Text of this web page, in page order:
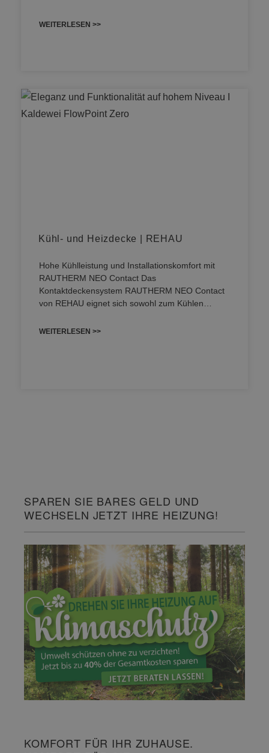
WEITERLESEN >>
Kühl- und Heizdecke | REHAU
Hohe Kühlleistung und Installationskomfort mit
RAUTHERM NEO Contact Das
Kontaktdeckensystem RAUTHERM NEO Contact
von REHAU eignet sich sowohl zum Kühlen…
WEITERLESEN >>
SPAREN SIE BARES GELD UND
WECHSELN JETZT IHRE HEIZUNG!
KOMFORT FÜR IHR ZUHAUSE.